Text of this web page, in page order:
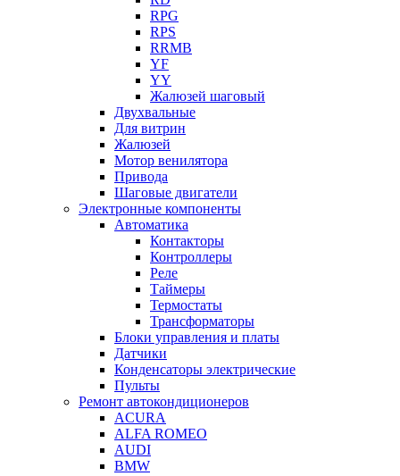
RPG
RPS
RRMB
YF
YY
Жалюзей шаговый
Двухвальные
Для витрин
Жалюзей
Мотор венилятора
Привода
Шаговые двигатели
Электронные компоненты
Автоматика
Контакторы
Контроллеры
Реле
Таймеры
Термостаты
Трансформаторы
Блоки управления и платы
Датчики
Конденсаторы электрические
Пульты
Ремонт автокондиционеров
ACURA
ALFA ROMEO
AUDI
BMW